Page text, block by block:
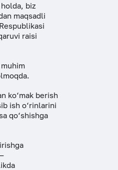
biz
maqsadli
raisi
ko‘mak berish
ish o‘rinlarini
qo‘shishga